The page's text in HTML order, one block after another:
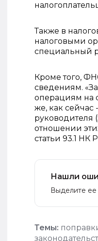
Также в
налоговыми
специальный
Кроме того,
сведениям.
операциям на
же, как сейчас
руководителя
отношении
статьи 93.1 НК
Нашли
Выделите
Темы: